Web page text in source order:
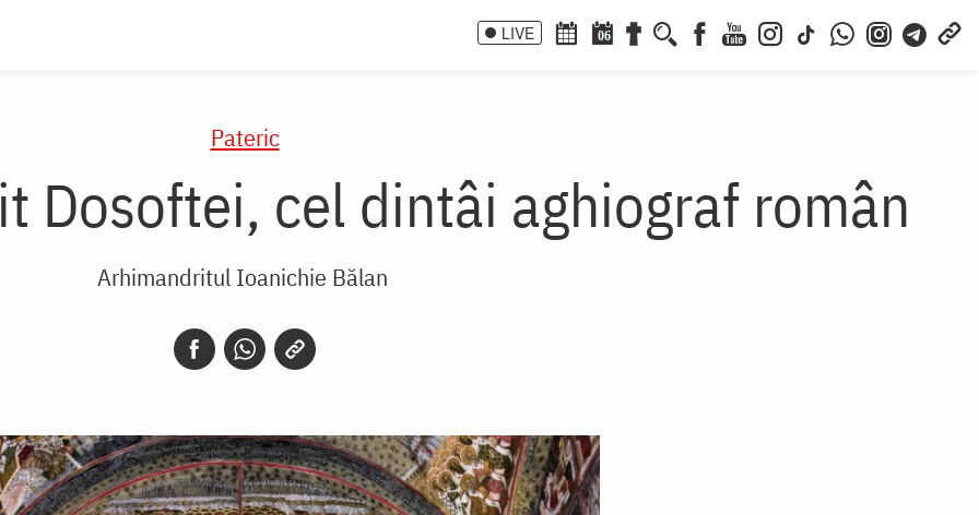
LIVE 06
Pateric
Dosoftei, cel dintâi aghiograf român
Arhimandritul Ioanichie Bălan